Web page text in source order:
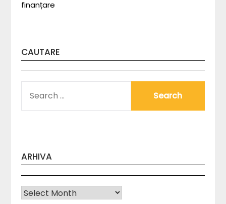
finanțare
CAUTARE
FOR:
ARHIVA
Arhiva